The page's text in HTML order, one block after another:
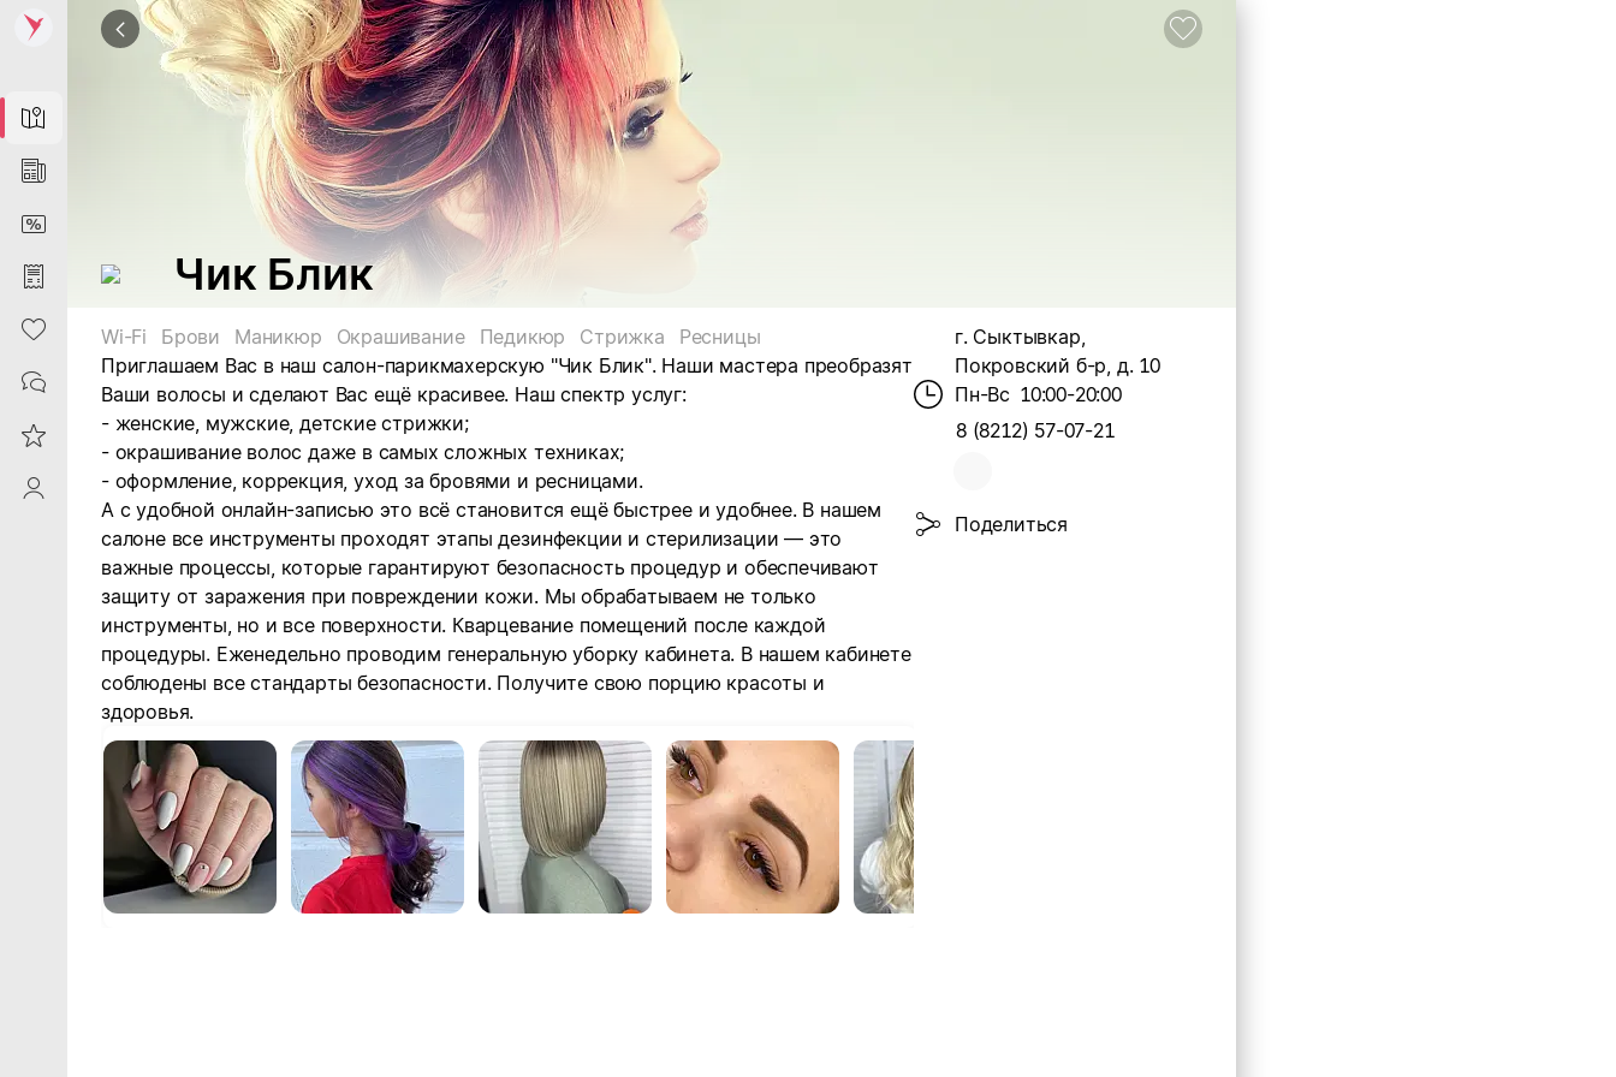
Map
News
DiscountCard
Purchases
Heart
Contacts
Reviews
ProfileSaby
Чик Блик
Wi-Fi Брови Маникюр Окрашивание Педикюр Стрижка
Ресницы
Приглашаем Вас в наш салон-парикмахерскую "Чик Блик". Наши мастера преобразят
Ваши волосы и сделают Вас ещё красивее. Наш спектр услуг:
- женские, мужские, детские стрижки;
- окрашивание волос даже в самых сложных техниках;
- оформление, коррекция, уход за бровями и ресницами.
А с удобной онлайн-записью это всё становится ещё быстрее и удобнее. В нашем
салоне все инструменты проходят этапы дезинфекции и стерилизации — это
важные процессы, которые гарантируют безопасность процедур и обеспечивают
защиту от заражения при повреждении кожи. Мы обрабатываем не только
инструменты, но и все поверхности. Кварцевание помещений после каждой
процедуры. Еженедельно проводим генеральную уборку кабинета. В нашем кабинете
соблюдены все стандарты безопасности. Получите свою порцию красоты и
здоровья.
г. Сыктывкар,
Покровский б-р, д. 10
Пн-Вс 10:00-20:00
8 (8212) 57-07-21
Поделиться